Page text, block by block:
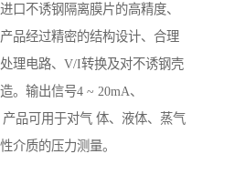
口不诱钢隔离膜片的高精度、
品经过精密的结构设计、合理
理电路、V/I转换及对不诱钢壳
。输出信号4 ~ 20mA、
品可用于对气 体、液体、蒸气
介质的压力测量。